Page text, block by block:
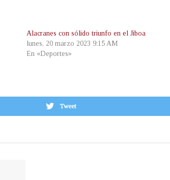
Alacranes con sólido triunfo en el Jiboa
lunes, 20 marzo 2023 9:15 AM
En «Deportes»
Tweet